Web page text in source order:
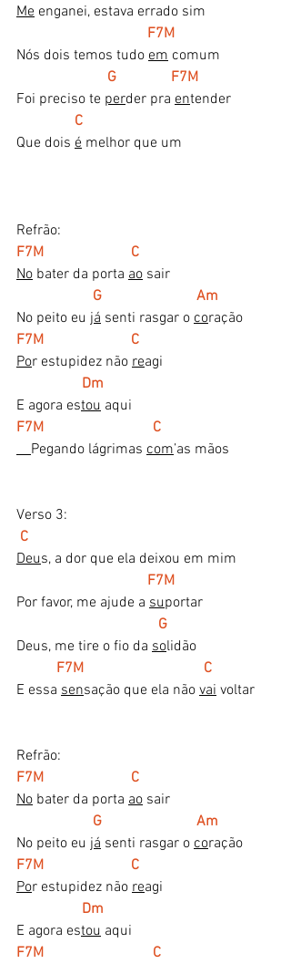
Me enganei, estava errado sim
   F7M
Nós dois temos tudo em comum
    G               F7M
Foi preciso te perder pra entender
C
Que dois é melhor que um
Refrão:
F7M                        C
No bater da porta ao sair
   G                          Am
No peito eu já senti rasgar o coração
F7M                        C
Por estupidez não reagi
      Dm
E agora estou aqui
F7M                              C
Pegando lágrimas com’as mãos
Verso 3:
C
Deus, a dor que ela deixou em mim
   F7M
Por favor, me ajude a suportar
G
Deus, me tire o fio da solidão
F7M                                 C
E essa sensação que ela não vai voltar
Refrão:
F7M                        C
No bater da porta ao sair
     G                          Am
No peito eu já senti rasgar o coração
F7M                        C
Por estupidez não reagi
    Dm
E agora estou aqui
F7M                              C